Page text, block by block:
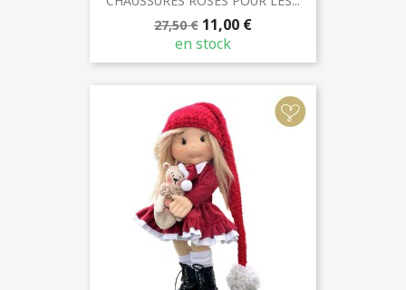
27,50 € 11,00 €
en stock